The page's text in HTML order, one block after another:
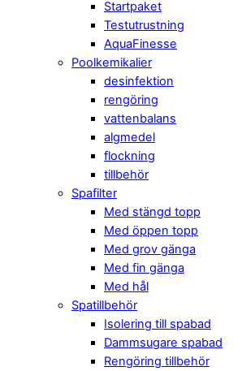
Startpaket
Testutrustning
AquaFinesse
Poolkemikalier
desinfektion
rengöring
vattenbalans
algmedel
flockning
tillbehör
Spafilter
Med stängd topp
Med öppen topp
Med grov gänga
Med fin gänga
Med hål
Spatillbehör
Isolering till spabad
Dammsugare spabad
Rengöring tillbehör